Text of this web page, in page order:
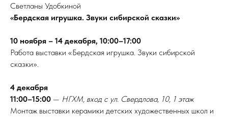
Светланы Удобкиной
«Бердская игрушка. Звуки сибирской сказки»
10 ноября – 14 декабря, 10:00–17:00
Работа выставки «Бердская игрушка. Звуки сибирской
сказки».
4 декабря
11:00–15:00 — НГХМ, вход с ул. Свердлова, 10, 1 этаж
Монтаж выставки керамики детских художественных школ и